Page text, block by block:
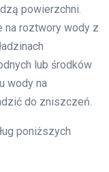
powierzchni.
na roztwory wody z
lub środków
wody na
do zniszczeń.
poniższych